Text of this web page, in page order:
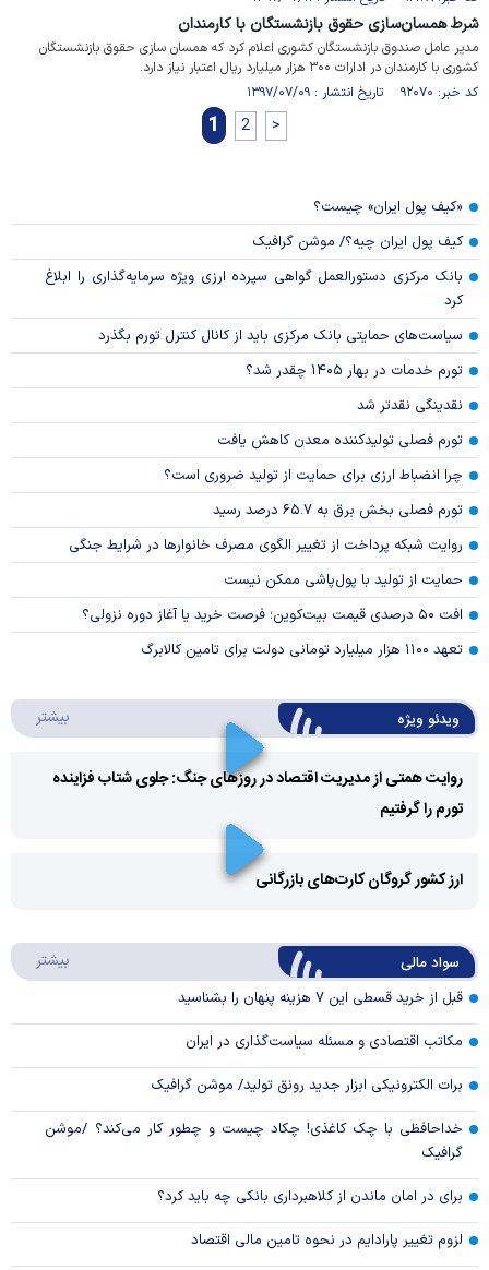
شرط همسان‌سازی حقوق بازنشستگان با کارمندان
مدیر عامل صندوق بازنشستگان کشوری اعلام کرد که همسان سازی حقوق بازنشستگان
کشوری با کارمندان در ادارات ۳۰۰ هزار میلیارد ریال اعتبار نیاز دارد.
کد خبر: ۹۲۰۷۰ تاریخ انتشار : ۱۳۹۷/۰۷/۰۹
1 2 >
«کیف پول ایران» چیست؟
کیف پول ایران چیه؟/ موشن گرافیک
بانک مرکزی دستورالعمل گواهی سپرده ارزی ویژه سرمایه‌گذاری را ابلاغ
کرد
سیاست‌های حمایتی بانک مرکزی باید از کانال کنترل تورم بگذرد
تورم خدمات در بهار ۱۴۰۵ چقدر شد؟
نقدینگی نقدتر شد
تورم فصلی تولیدکننده معدن کاهش یافت
چرا انضباط ارزی برای حمایت از تولید ضروری است؟
تورم فصلی بخش برق به ۶۵.۷ درصد رسید
روایت شبکه پرداخت از تغییر الگوی مصرف خانوار‌ها در شرایط جنگی
حمایت از تولید با پول‌پاشی ممکن نیست
افت ۵۰ درصدی قیمت بیت‌کوین؛ فرصت خرید یا آغاز دوره نزولی؟
تعهد ۱۱۰۰ هزار میلیارد تومانی دولت برای تامین کالابرگ
ویدئو ویژه بیشتر
Play
Video
روایت همتی از مدیریت اقتصاد در روزهای جنگ: جلوی شتاب فزاینده
تورم را گرفتیم
Video
ارز کشور گروگان کارت‌های بازرگانی
سواد مالی بیشتر
قبل از خرید قسطی این ۷ هزینه پنهان را بشناسید
مکاتب اقتصادی و مسئله سیاست‌گذاری در ایران
برات الکترونیکی ابزار جدید رونق تولید/ موشن گرافیک
خداحافظی با چک کاغذی! چکاد چیست و چطور کار می‌کند؟ /موشن
گرافیک
برای در امان ماندن از کلاهبرداری بانکی چه باید کرد؟
لزوم تغییر پارادایم در نحوه تامین مالی اقتصاد